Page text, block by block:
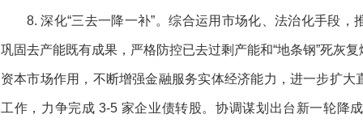
8. 深化“三去一降一补”。综合运用市场化、法治化手段
巩固去产能既有成果，严格防控已去过剩产能和“地条钢”死灰
资本市场作用，不断增强金融服务实体经济能力，进一步扩
工作，力争完成 3-5 家企业债转股。协调谋划出台新一轮降